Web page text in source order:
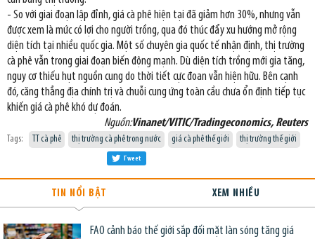
- So với giai đoạn lập đỉnh, giá cà phê hiện tại đã giảm hơn 30%, nhưng vẫn
được xem là mức có lợi cho người trồng, qua đó thúc đẩy xu hướng mở rộng
diện tích tại nhiều quốc gia. Một số chuyên gia quốc tế nhận định, thị trường
cà phê vẫn trong giai đoạn biến động mạnh. Dù diện tích trồng mới gia tăng,
nguy cơ thiếu hụt nguồn cung do thời tiết cực đoan vẫn hiện hữu. Bên cạnh
đó, căng thẳng địa chính trị và chuỗi cung ứng toàn cầu chưa ổn định tiếp tục
khiến giá cà phê khó dự đoán.
Nguồn:Vinanet/VITIC/Tradingeconomics, Reuters
Tags: TT cà phê thị trường cà phê trong nước giá cà phê thế giới thị trường thế giới
Tweet
TIN NỔI BẬT XEM NHIỀU
FAO cảnh báo thế giới sắp đối mặt làn sóng tăng giá